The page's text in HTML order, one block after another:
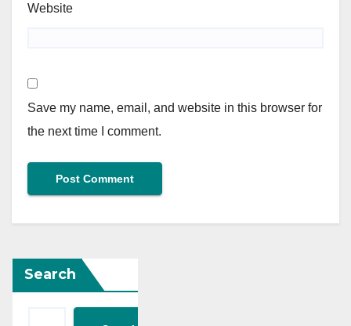
Website
Save my name, email, and website in this browser for
the next time I comment.
Search